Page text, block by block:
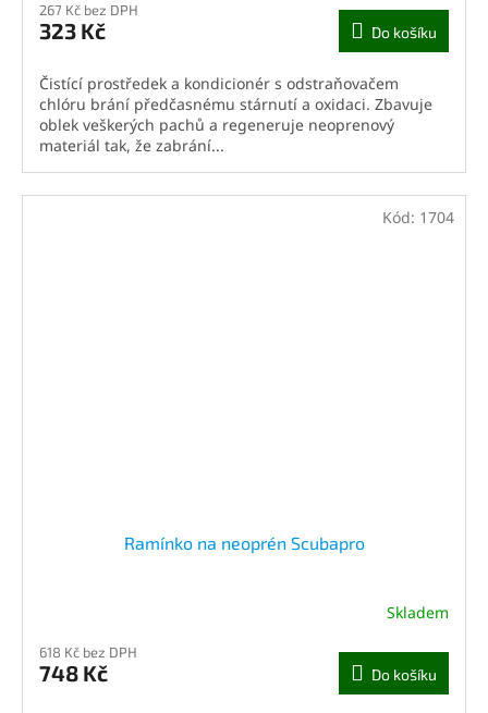
267 Kč bez DPH
323 Kč Do košíku
Čistící prostředek a kondicionér s odstraňovačem
chlóru brání předčasnému stárnutí a oxidaci. Zbavuje
oblek veškerých pachů a regeneruje neoprenový
materiál tak, že zabrání...
Ramínko na neoprén Scubapro
Skladem
618 Kč bez DPH
748 Kč Do košíku
Kód: 1704